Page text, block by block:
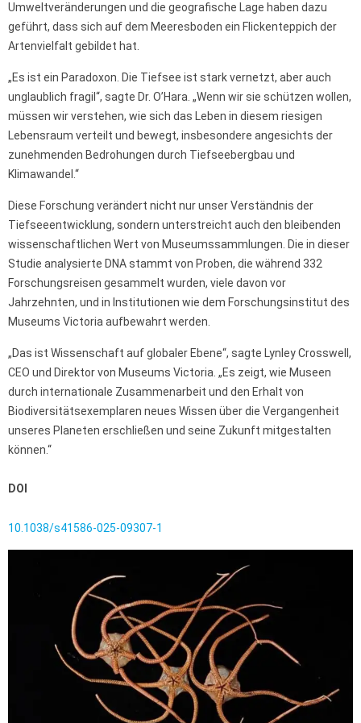
Umweltveränderungen und die geografische Lage haben dazu
geführt, dass sich auf dem Meeresboden ein Flickenteppich der
Artenvielfalt gebildet hat.
„Es ist ein Paradoxon. Die Tiefsee ist stark vernetzt, aber auch
unglaublich fragil“, sagte Dr. O’Hara. „Wenn wir sie schützen wollen,
müssen wir verstehen, wie sich das Leben in diesem riesigen
Lebensraum verteilt und bewegt, insbesondere angesichts der
zunehmenden Bedrohungen durch Tiefseebergbau und
Klimawandel.“
Diese Forschung verändert nicht nur unser Verständnis der
Tiefseeentwicklung, sondern unterstreicht auch den bleibenden
wissenschaftlichen Wert von Museumssammlungen. Die in dieser
Studie analysierte DNA stammt von Proben, die während 332
Forschungsreisen gesammelt wurden, viele davon vor
Jahrzehnten, und in Institutionen wie dem Forschungsinstitut des
Museums Victoria aufbewahrt werden.
„Das ist Wissenschaft auf globaler Ebene“, sagte Lynley Crosswell,
CEO und Direktor von Museums Victoria. „Es zeigt, wie Museen
durch internationale Zusammenarbeit und den Erhalt von
Biodiversitätsexemplaren neues Wissen über die Vergangenheit
unseres Planeten erschließen und seine Zukunft mitgestalten
können.“
DOI
10.1038/s41586-025-09307-1